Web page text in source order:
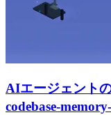
AIエージェント
codebase-